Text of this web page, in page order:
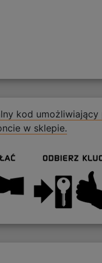
kod
w sklepie.